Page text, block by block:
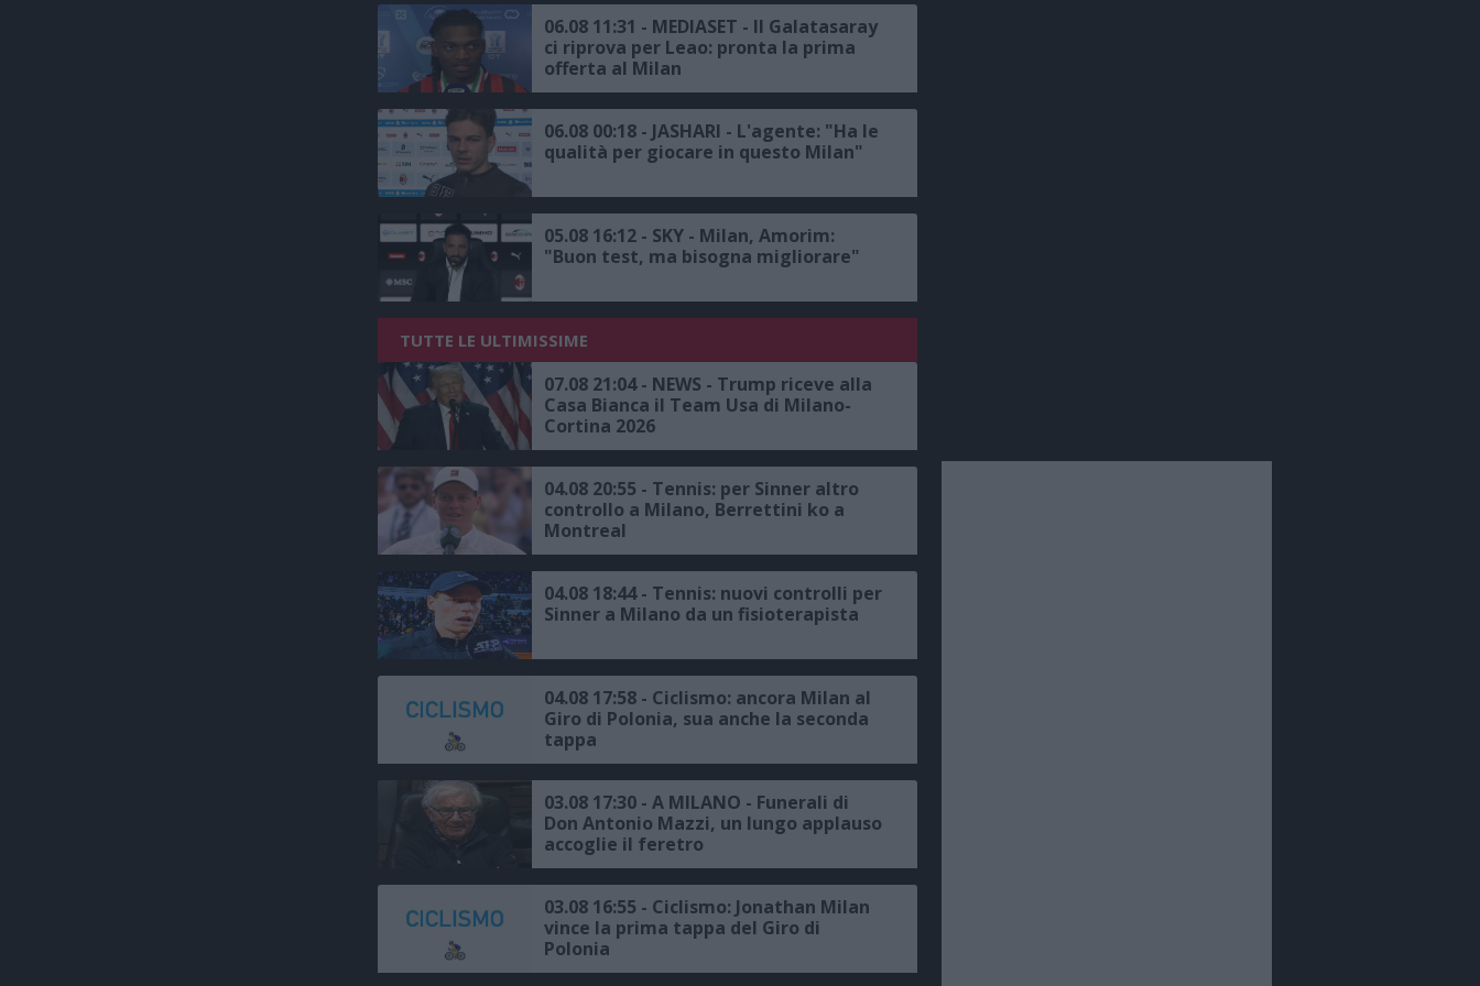
06.08 11:31 - MEDIASET - Il Galatasaray
ci riprova per Leao: pronta la prima
offerta al Milan
06.08 00:18 - JASHARI - L'agente: "Ha le
qualità per giocare in questo Milan"
05.08 16:12 - SKY - Milan, Amorim:
"Buon test, ma bisogna migliorare"
TUTTE LE ULTIMISSIME
07.08 21:04 - NEWS - Trump riceve alla
Casa Bianca il Team Usa di Milano-
Cortina 2026
04.08 20:55 - Tennis: per Sinner altro
controllo a Milano, Berrettini ko a
Montreal
04.08 18:44 - Tennis: nuovi controlli per
Sinner a Milano da un fisioterapista
04.08 17:58 - Ciclismo: ancora Milan al
Giro di Polonia, sua anche la seconda
tappa
03.08 17:30 - A MILANO - Funerali di
Don Antonio Mazzi, un lungo applauso
accoglie il feretro
03.08 16:55 - Ciclismo: Jonathan Milan
vince la prima tappa del Giro di
Polonia